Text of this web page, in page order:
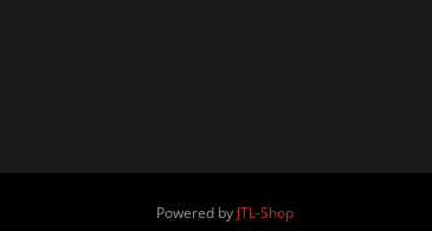
Powered by JTL-Shop